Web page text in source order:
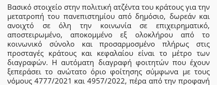
Βασικό στοιχείο στην πολιτική ατζέντα του κράτους για την
μετατροπή του πανεπιστημίου από δημόσιο, δωρεάν και
ανοιχτό σε όλη την κοινωνία σε επιχειρηματικό,
αποστειρωμένο, αποκομμένο εξ ολοκλήρου από το
κοινωνικό σύνολο και προσαρμοσμένο πλήρως στις
προσταγές κράτους και κεφαλαίου είναι το μέτρο των
διαγραφών. Η αυτόματη διαγραφή φοιτητών που έχουν
ξεπεράσει το ανώτατο όριο φοίτησης σύμφωνα με τους
νόμους 4777/2021 και 4957/2022, πέρα από την προφανή